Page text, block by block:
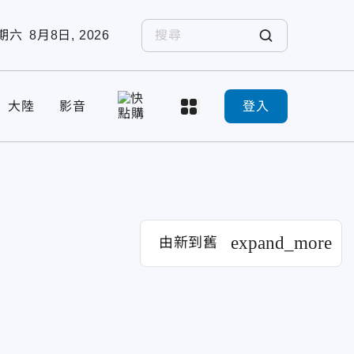
六 8月8日, 2026
大陸 影音 登入
由新到舊 expand_more